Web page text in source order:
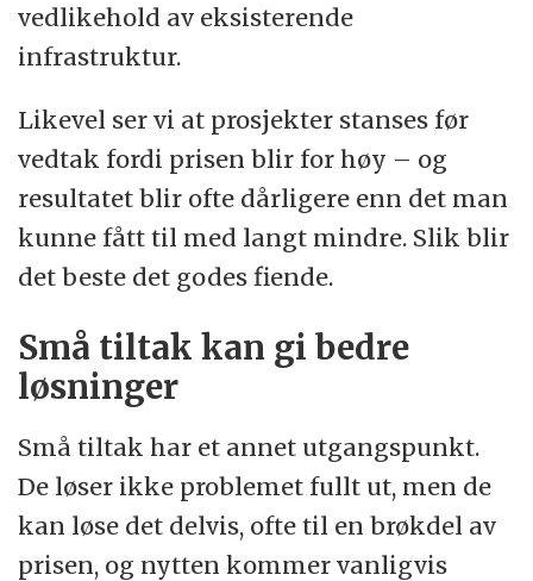
vedlikehold av eksisterende
infrastruktur.
Likevel ser vi at prosjekter stanses før
vedtak fordi prisen blir for høy – og
resultatet blir ofte dårligere enn det man
kunne fått til med langt mindre. Slik blir
det beste det godes fiende.
Små tiltak kan gi bedre
løsninger
Små tiltak har et annet utgangspunkt.
De løser ikke problemet fullt ut, men de
kan løse det delvis, ofte til en brøkdel av
prisen, og nytten kommer vanligvis